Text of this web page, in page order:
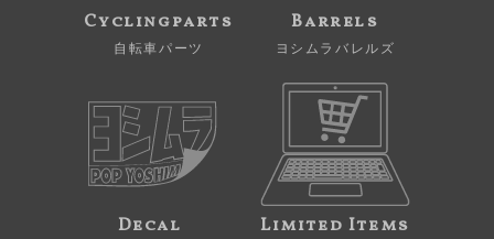
Cyclingparts
自転車パーツ
Barrels
ヨシムラバレルズ
Decal Limited Items